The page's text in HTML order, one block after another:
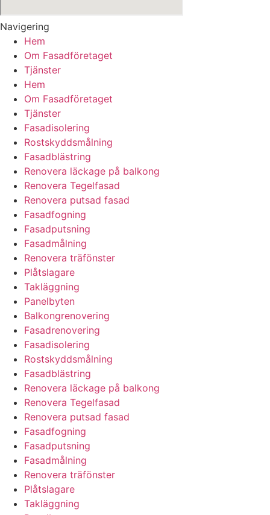
Navigering
Hem
Om Fasadföretaget
Tjänster
Hem
Om Fasadföretaget
Tjänster
Fasadisolering
Rostskyddsmålning
Fasadblästring
Renovera läckage på balkong
Renovera Tegelfasad
Renovera putsad fasad
Fasadfogning
Fasadputsning
Fasadmålning
Renovera träfönster
Plåtslagare
Takläggning
Panelbyten
Balkongrenovering
Fasadrenovering
Fasadisolering
Rostskyddsmålning
Fasadblästring
Renovera läckage på balkong
Renovera Tegelfasad
Renovera putsad fasad
Fasadfogning
Fasadputsning
Fasadmålning
Renovera träfönster
Plåtslagare
Takläggning